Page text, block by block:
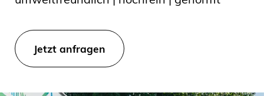
Jetzt anfragen